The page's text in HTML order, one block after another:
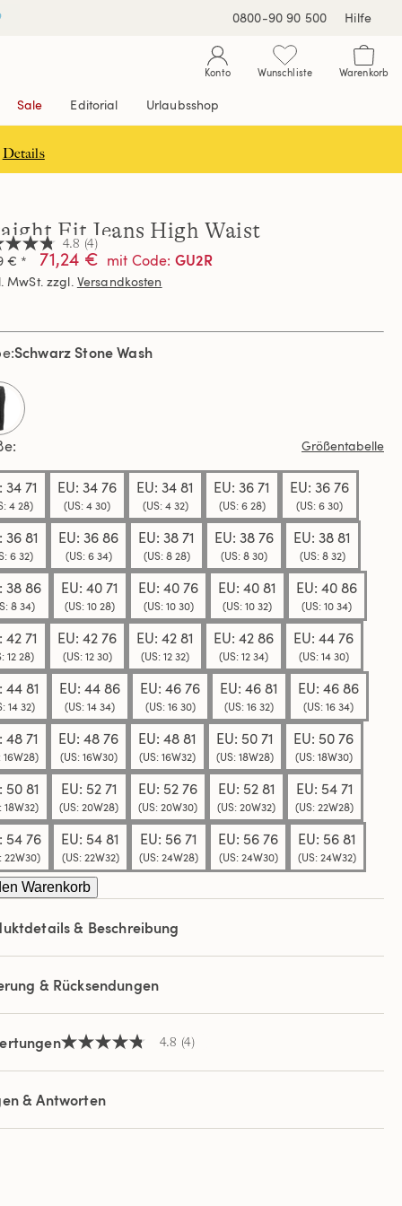
0800-90 90 500 Hilfe
Konto Wunschliste Warenkorb
Sale Editorial Urlaubsshop
Details
Fit Jeans High Waist
4.8 (4)
€ * 71,24 € mit Code: GU2R
MwSt. zzgl. Versandkosten
Schwarz Stone Wash
Größentabelle
34 71
(US: 4 28)
EU: 34 76
(US: 4 30)
EU: 34 81
(US: 4 32)
EU: 36 71
(US: 6 28)
EU: 36 76
(US: 6 30)
36 81
(US: 6 32)
EU: 36 86
(US: 6 34)
EU: 38 71
(US: 8 28)
EU: 38 76
(US: 8 30)
EU: 38 81
(US: 8 32)
38 86
(US: 8 34)
EU: 40 71
(US: 10 28)
EU: 40 76
(US: 10 30)
EU: 40 81
(US: 10 32)
EU: 40 86
(US: 10 34)
42 71
12 28)
EU: 42 76
(US: 12 30)
EU: 42 81
(US: 12 32)
EU: 42 86
(US: 12 34)
EU: 44 76
(US: 14 30)
44 81
14 32)
EU: 44 86
(US: 14 34)
EU: 46 76
(US: 16 30)
EU: 46 81
(US: 16 32)
EU: 46 86
(US: 16 34)
48 71
16W28)
EU: 48 76
(US: 16W30)
EU: 48 81
(US: 16W32)
EU: 50 71
(US: 18W28)
EU: 50 76
(US: 18W30)
50 81
18W32)
EU: 52 71
(US: 20W28)
EU: 52 76
(US: 20W30)
EU: 52 81
(US: 20W32)
EU: 54 71
(US: 22W28)
54 76
22W30)
EU: 54 81
(US: 22W32)
EU: 56 71
(US: 24W28)
EU: 56 76
(US: 24W30)
EU: 56 81
(US: 24W32)
Warenkorb
& Beschreibung
& Rücksendungen
4.8
5
Sternen,
Durchschnittswert
Bewertung.
4.8 (4)
& Antworten